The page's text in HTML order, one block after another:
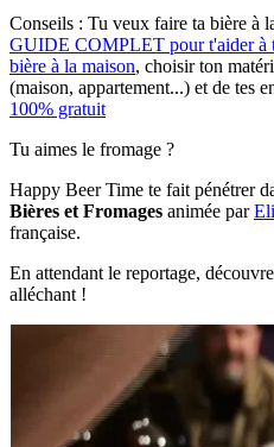
Conseils : Tu veux faire ta bière à
GUIDE COMPLET pour t'aider à
bière à la maison, choisir ton
(maison, appartement...) et de tes
100% gratuit
Tu aimes le fromage ?
Happy Beer Time te fait pénétrer
Bières et Fromages animée par
française.
En attendant le reportage,
alléchant !